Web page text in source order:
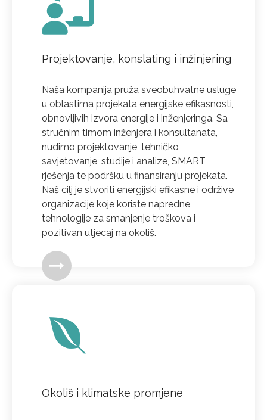
Projektovanje, konslating i inžinjering
Naša kompanija pruža sveobuhvatne usluge
u oblastima projekata energijske efikasnosti,
obnovljivih izvora energije i inženjeringa. Sa
stručnim timom inženjera i konsultanata,
nudimo projektovanje, tehničko
savjetovanje, studije i analize, SMART
rješenja te podršku u finansiranju projekata.
Naš cilj je stvoriti energijski efikasne i održive
organizacije koje koriste napredne
tehnologije za smanjenje troškova i
pozitivan utjecaj na okoliš.
Okoliš i klimatske promjene